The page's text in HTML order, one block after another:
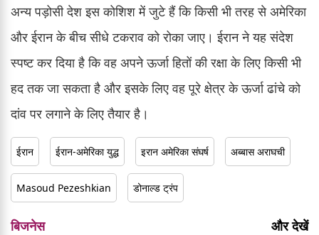
अन्य पड़ोसी देश इस कोशिश में जुटे हैं कि किसी भी तरह से अमेरिका
और ईरान के बीच सीधे टकराव को रोका जाए। ईरान ने यह संदेश
स्पष्ट कर दिया है कि वह अपने ऊर्जा हितों की रक्षा के लिए किसी भी
हद तक जा सकता है और इसके लिए वह पूरे क्षेत्र के ऊर्जा ढांचे को
दांव पर लगाने के लिए तैयार है।
ईरान ईरान-अमेरिका युद्ध इरान अमेरिका संघर्ष अब्बास अराघची
Masoud Pezeshkian डोनाल्ड ट्रंप
बिजनेस और देखें